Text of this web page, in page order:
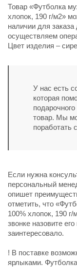
Товар «Футболка
хлопок, 190 г/м2»
наличии для
осуществляем
Цвет изделия –
У нас есть
которая
товар. Мы
поработать
Если нужна
персональный
опишет
отметить, что
100% хлопок, 190
звонке назовите
заинтересовало.
! В поставке
ярлыками.